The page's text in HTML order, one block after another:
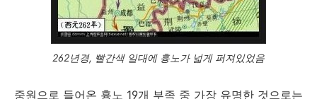
262년경, 빨간색 일대에 흉노가 넓게 퍼져있었음
중원으로 들어온 흉노 19개 부족 중 가장 유명한 것으로는